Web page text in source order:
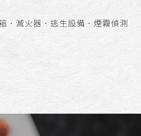
．滅火器．逃生設備．煙霧偵測